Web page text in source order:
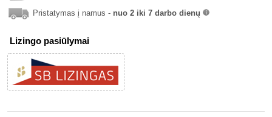
Pristatymas į namus - nuo 2 iki 7 darbo dienų
Lizingo pasiūlymai